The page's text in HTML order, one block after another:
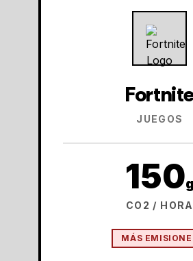
JUEGOS
150g
CO2 / HORA
MÁS